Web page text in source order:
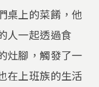
桌上的菜餚，他
人一起透過食
灶腳，觸發了一
在上班族的生活